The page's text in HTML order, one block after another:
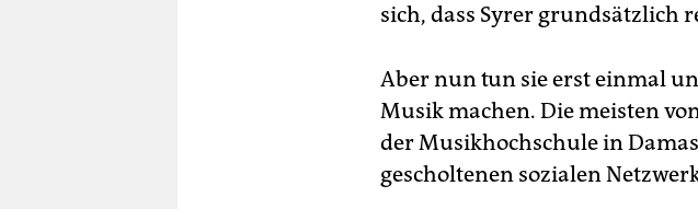
sich, dass Syrer grundsätzlich
Aber nun tun sie erst einmal
Musik machen. Die meisten
der Musikhochschule in
gescholtenen sozialen